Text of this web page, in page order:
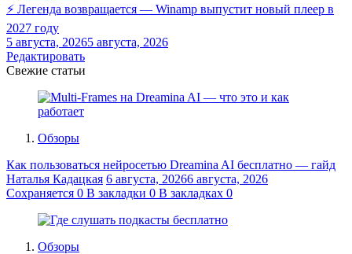
⚡ Легенда возвращается — Winamp выпустит новый плеер в
2027 году
5 августа, 20265 августа, 2026
Редактировать
Свежие статьи
Обзоры
Как пользоваться нейросетью Dreamina AI бесплатно — гайд
Наталья Кадацкая 6 августа, 20266 августа, 2026
Сохраняется 0 В закладки 0 В закладках 0
Обзоры